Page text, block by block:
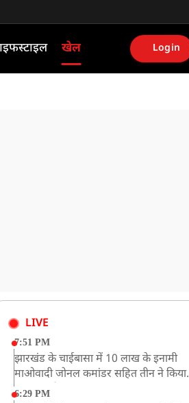
खेल Login
LIVE
7:51 PM
झारखंड के चाईबासा में 10 लाख के इनामी
माओवादी जोनल कमांडर सहित तीन ने किया
आत्मसमर्पण
6:29 PM